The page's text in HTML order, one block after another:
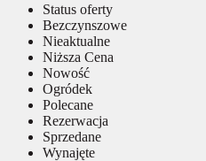
Status oferty
Bezczynszowe
Nieaktualne
Niższa Cena
Nowość
Ogródek
Polecane
Rezerwacja
Sprzedane
Wynajęte